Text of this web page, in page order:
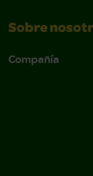
Sobre
Compañía